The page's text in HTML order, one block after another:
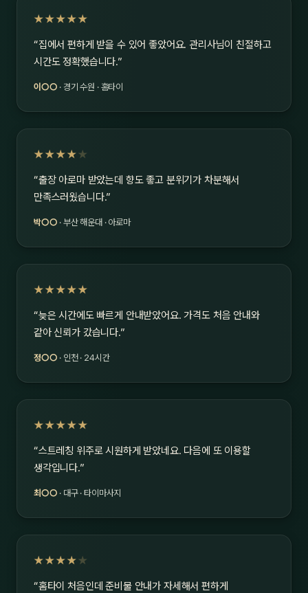
★★★★★
“집에서 편하게 받을 수 있어 좋았어요. 관리사님이 친절하고
시간도 정확했습니다.”
이○○ · 경기 수원 · 홈타이
★★★★ ★
“출장 아로마 받았는데 향도 좋고 분위기가 차분해서
만족스러웠습니다.”
박○○ · 부산 해운대 · 아로마
★★★★★
“늦은 시간에도 빠르게 안내받았어요. 가격도 처음 안내와
같아 신뢰가 갔습니다.”
정○○ · 인천 · 24시간
★★★★★
“스트레칭 위주로 시원하게 받았네요. 다음에 또 이용할
생각입니다.”
최○○ · 대구 · 타이마사지
★★★★ ★
“홈타이 처음인데 준비물 안내가 자세해서 편하게